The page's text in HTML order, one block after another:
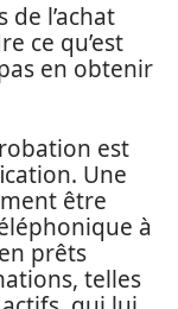
l’achat
ce qu’est
en obtenir
est
Une
être
à
prêts
telles